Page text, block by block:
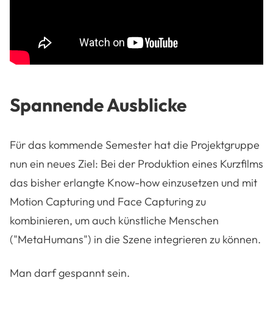
Spannende Ausblicke
Für das kommende Semester hat die Projektgruppe
nun ein neues Ziel: Bei der Produktion eines Kurzfilms
das bisher erlangte Know-how einzusetzen und mit
Motion Capturing und Face Capturing zu
kombinieren, um auch künstliche Menschen
("MetaHumans") in die Szene integrieren zu können.
Man darf gespannt sein.